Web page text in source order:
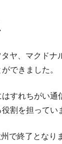
ヤ、マクド
できました。
すれちがい
割を担ってい
で終了とな